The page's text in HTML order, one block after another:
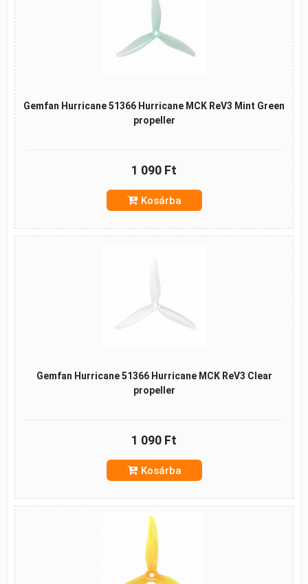
Gemfan Hurricane 51366 Hurricane MCK ReV3 Mint Green
propeller
1 090 Ft
Kosárba
Gemfan Hurricane 51366 Hurricane MCK ReV3 Clear
propeller
1 090 Ft
Kosárba